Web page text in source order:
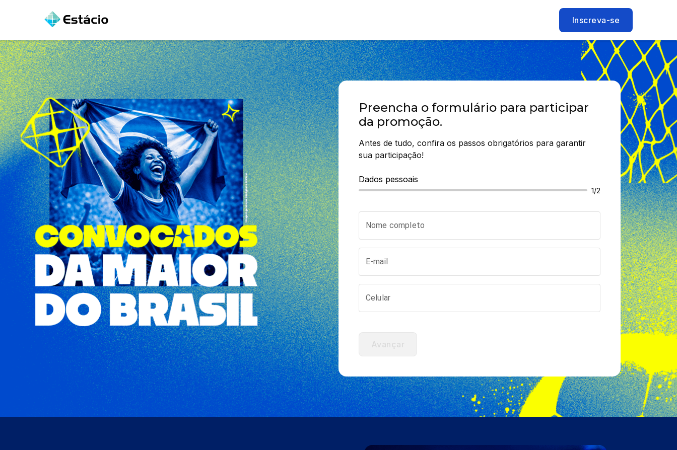
Inscreva-se
Preencha o formulário para participar
da promoção.
Antes de tudo, confira os passos obrigatórios para garantir
sua participação!
Dados pessoais
1/2
Nome completo
E-mail
Celular